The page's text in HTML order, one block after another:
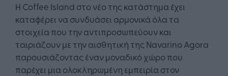
Η Coffee Island στο νέο της κατάστημα έχει
καταφέρει να συνδυάσει αρμονικά όλα τα
στοιχεία που την αντιπροσωπεύουν και
ταιριάζουν με την αισθητική της Navarino Agora
παρουσιάζοντας έναν μοναδικό χώρο που
παρέχει μια ολοκληρωμένη εμπειρία στον